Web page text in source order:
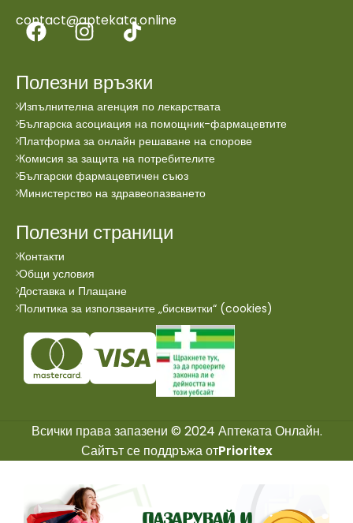
contact@aptekata.online
Полезни връзки
Изпълнителна агенция по лекарствата
Българска асоциация на помощник-фармацевтите
Платформа за онлайн решаване на спорове
Комисия за защита на потребителите
Български фармацевтичен съюз
Министерство на здравеопазването
Полезни страници
Контакти
Общи условия
Доставка и Плащане
Политика за използваните „бисквитки“ (cookies)
Всички права запазени © 2024 Аптеката Онлайн.
Сайтът се поддръжа отPrioritex